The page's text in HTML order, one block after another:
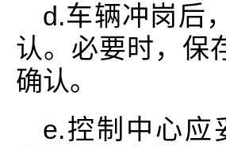
d.车辆冲岗后
认。必要时，保
确认。
e.控制中心应